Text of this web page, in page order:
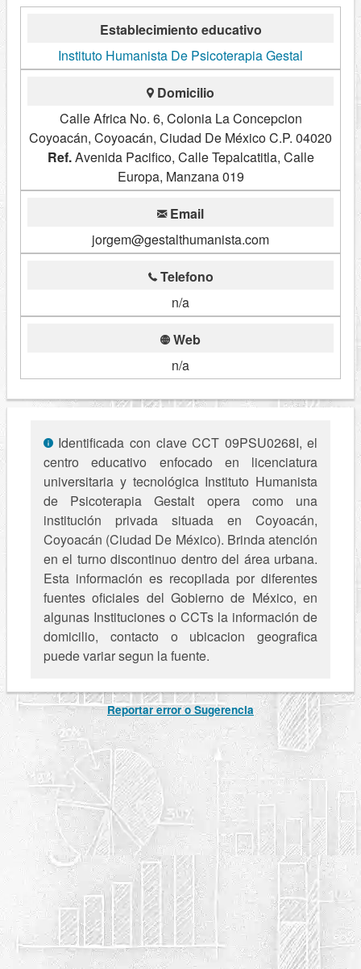
Establecimiento educativo
Instituto Humanista De Psicoterapia Gestal
Domicilio
Calle Africa No. 6, Colonia La Concepcion
Coyoacán, Coyoacán, Ciudad De México C.P. 04020
Ref.Avenida Pacifico, Calle Tepalcatitla, Calle
Europa, Manzana 019
Email
jorgem@gestalthumanista.com
Telefono
n/a
Web
n/a
Identificada con clave CCT 09PSU0268I, el
centro educativo enfocado en licenciatura
universitaria y tecnológica Instituto Humanista
de Psicoterapia Gestalt opera como una
institución privada situada en Coyoacán,
Coyoacán (Ciudad De México). Brinda atención
en el turno discontinuo dentro del área urbana.
Esta información es recopilada por diferentes
fuentes oficiales del Gobierno de México, en
algunas Instituciones o CCTs la información de
domicilio, contacto o ubicacion geografica
puede variar segun la fuente.
Reportar error o Sugerencia